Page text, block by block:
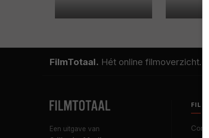
FilmTotaal. Hét online filmoverzicht.
Een uitgave van